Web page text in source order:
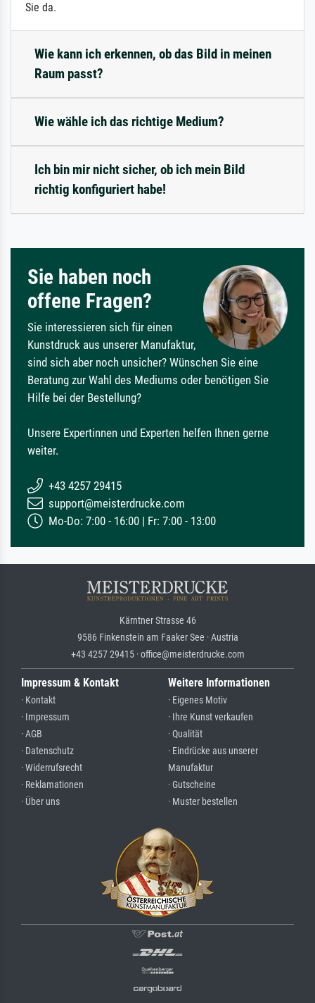
Sie da.
Wie kann ich erkennen, ob das Bild in meinen
Raum passt?
Wie wähle ich das richtige Medium?
Ich bin mir nicht sicher, ob ich mein Bild
richtig konfiguriert habe!
Sie haben noch
offene Fragen?
Sie interessieren sich für einen
Kunstdruck aus unserer Manufaktur,
sind sich aber noch unsicher? Wünschen Sie eine
Beratung zur Wahl des Mediums oder benötigen Sie
Hilfe bei der Bestellung?
Unsere Expertinnen und Experten helfen Ihnen gerne
weiter.
+43 4257 29415
support@meisterdrucke.com
Mo-Do: 7:00 - 16:00 | Fr: 7:00 - 13:00
Kärntner Strasse 46
9586 Finkenstein am Faaker See · Austria
+43 4257 29415 · office@meisterdrucke.com
Impressum & Kontakt
· Kontakt
· Impressum
· AGB
· Datenschutz
· Widerrufsrecht
· Reklamationen
· Über uns
Weitere Informationen
· Eigenes Motiv
· Ihre Kunst verkaufen
· Qualität
· Eindrücke aus unserer
Manufaktur
· Gutscheine
· Muster bestellen